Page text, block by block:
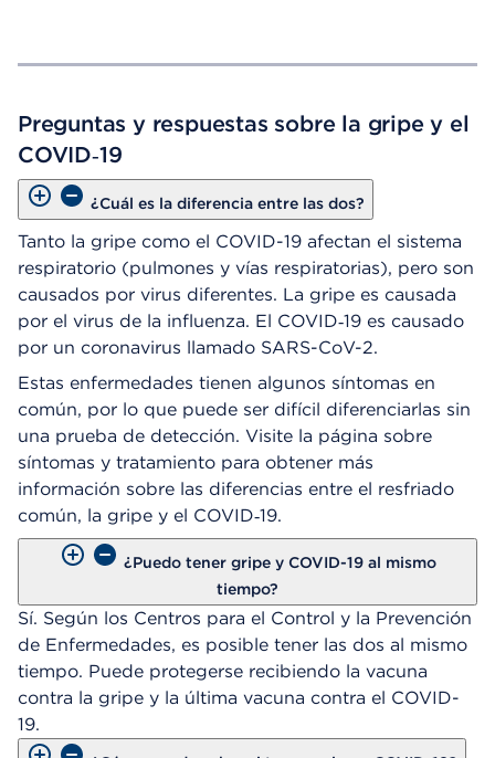
Preguntas y respuestas sobre la gripe y el
COVID‑19
¿Cuál es la diferencia entre las dos?
Tanto la gripe como el COVID-19 afectan el sistema
respiratorio (pulmones y vías respiratorias), pero son
causados por virus diferentes. La gripe es causada
por el virus de la influenza. El COVID‑19 es causado
por un coronavirus llamado SARS-CoV-2.
Estas enfermedades tienen algunos síntomas en
común, por lo que puede ser difícil diferenciarlas sin
una prueba de detección. Visite la página sobre
síntomas y tratamiento para obtener más
información sobre las diferencias entre el resfriado
común, la gripe y el COVID‑19.
¿Puedo tener gripe y COVID-19 al mismo
tiempo?
Sí. Según los Centros para el Control y la Prevención
de Enfermedades, es posible tener las dos al mismo
tiempo. Puede protegerse recibiendo la vacuna
contra la gripe y la última vacuna contra el COVID-
19.